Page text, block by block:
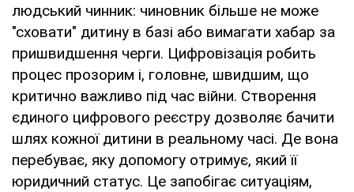
людський чинник: чиновник більше не може
"сховати" дитину в базі або вимагати хабар за
пришвидшення черги. Цифровізація робить
процес прозорим і, головне, швидшим, що
критично важливо під час війни. Створення
єдиного цифрового реєстру дозволяє бачити
шлях кожної дитини в реальному часі. Де вона
перебуває, яку допомогу отримує, який її
юридичний статус. Це запобігає ситуаціям,